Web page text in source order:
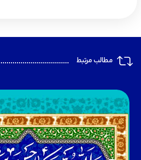
مطالب مرتبط